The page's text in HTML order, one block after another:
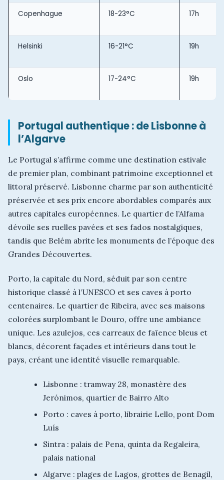
Copenhague 18-23°C 17h
Helsinki 16-21°C 19h
Oslo 17-24°C 19h
Portugal authentique : de Lisbonne à
l’Algarve
Le Portugal s’affirme comme une destination estivale
de premier plan, combinant patrimoine exceptionnel et
littoral préservé. Lisbonne charme par son authenticité
préservée et ses prix encore abordables comparés aux
autres capitales européennes. Le quartier de l’Alfama
dévoile ses ruelles pavées et ses fados nostalgiques,
tandis que Belém abrite les monuments de l’époque des
Grandes Découvertes.
Porto, la capitale du Nord, séduit par son centre
historique classé à l’UNESCO et ses caves à porto
centenaires. Le quartier de Ribeira, avec ses maisons
colorées surplombant le Douro, offre une ambiance
unique. Les azulejos, ces carreaux de faïence bleus et
blancs, décorent façades et intérieurs dans tout le
pays, créant une identité visuelle remarquable.
Lisbonne : tramway 28, monastère des
Jerónimos, quartier de Bairro Alto
Porto : caves à porto, librairie Lello, pont Dom
Luís
Sintra : palais de Pena, quinta da Regaleira,
palais national
Algarve : plages de Lagos, grottes de Benagil,